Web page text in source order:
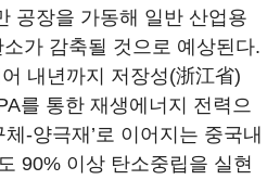
공장을 가동해 일반 산업용
가 감축될 것으로 예상된다.
내년까지 저장성(浙江省)
를 통한 재생에너지 전력으
-양극재’로 이어지는 중국내
90% 이상 탄소중립을 실현